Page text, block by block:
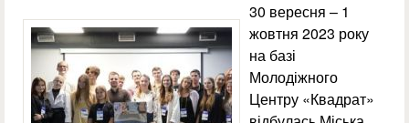
30 вересня – 1
жовтня 2023 року
на базі
Молодіжного
Центру «Квадрат»